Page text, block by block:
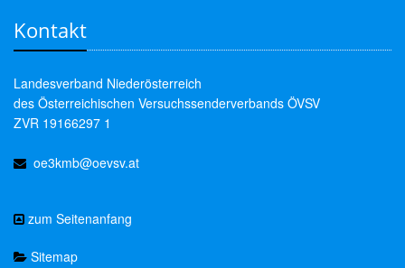
Kontakt
Landesverband Niederösterreich
des Österreichischen Versuchssenderverbands ÖVSV
ZVR 19166297 1
oe3kmb@oevsv.at
zum Seitenanfang
Sitemap